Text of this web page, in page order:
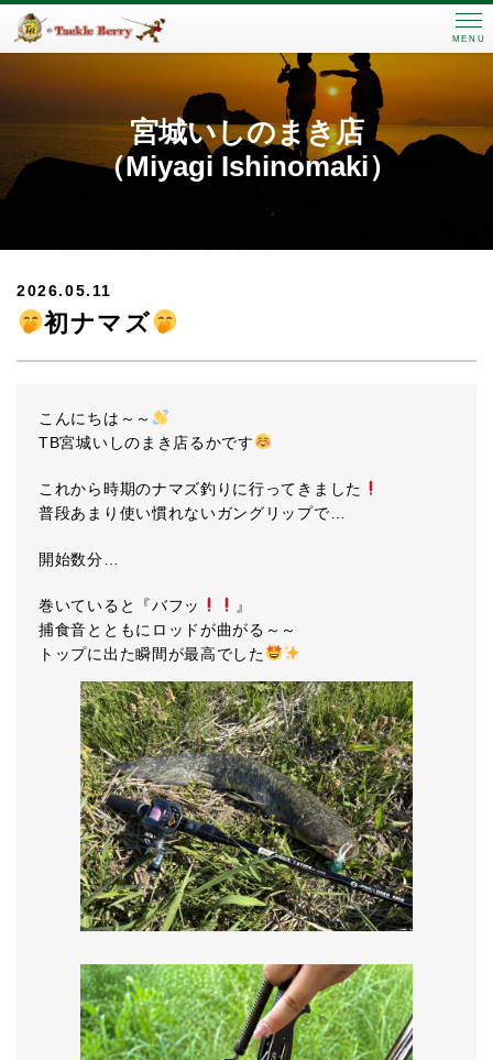
MENU
宮城いしのまき店
（Miyagi Ishinomaki）
2026.05.11
初ナマズ
こんにちは～～
TB宮城いしのまき店るかです
これから時期のナマズ釣りに行ってきました
普段あまり使い慣れないガングリップで…
開始数分…
巻いていると『バフッ
』
捕食音とともにロッドが曲がる～～
トップに出た瞬間が最高でした